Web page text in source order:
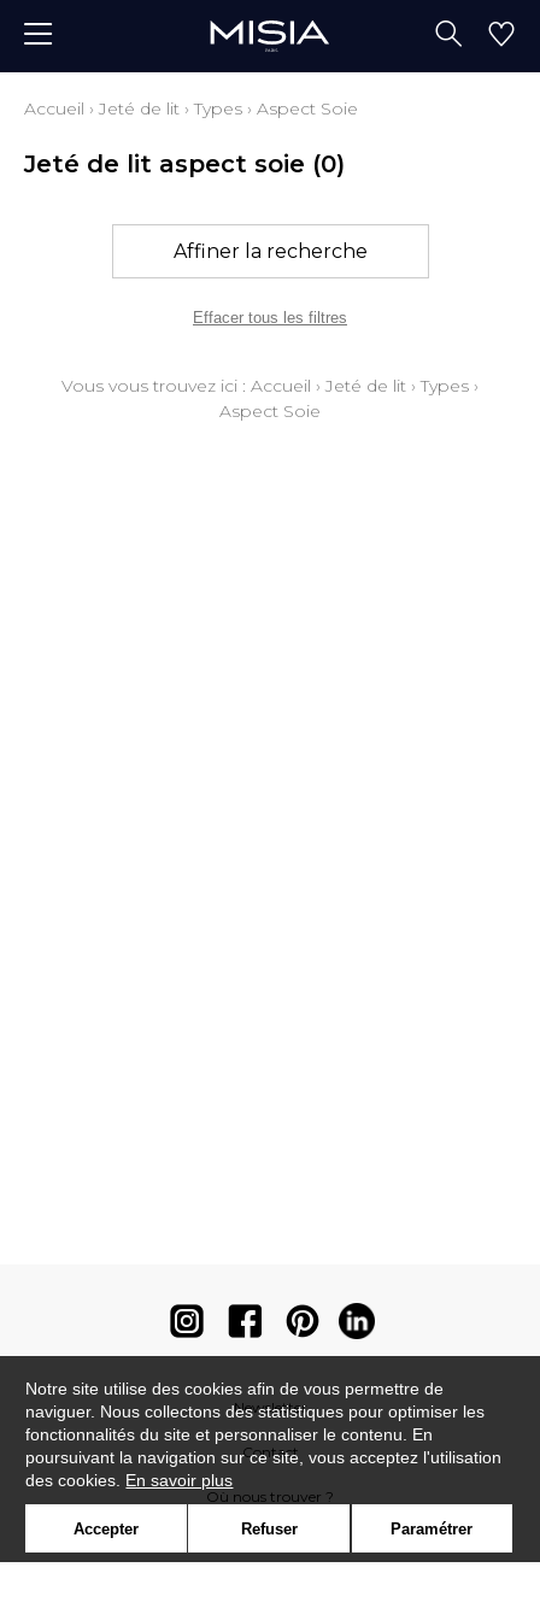
Accueil › Jeté de lit ›Types › Aspect Soie
Jeté de lit aspect soie (0)
Affiner la recherche
Effacer tous les filtres
Vous vous trouvez ici : Accueil › Jeté de lit ›Types ›
Aspect Soie
Newsletter
Contact
Où nous trouver ?
Notre site utilise des cookies afin de vous permettre de
naviguer. Nous collectons des statistiques pour optimiser les
fonctionnalités du site et personnaliser le contenu. En
poursuivant la navigation sur ce site, vous acceptez l'utilisation
des cookies. En savoir plus
Accepter Refuser Paramétrer